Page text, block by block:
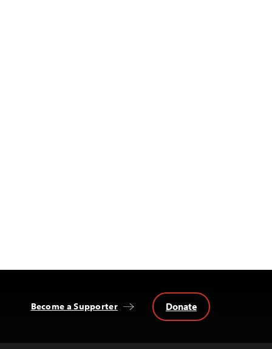
Become a Supporter Donate